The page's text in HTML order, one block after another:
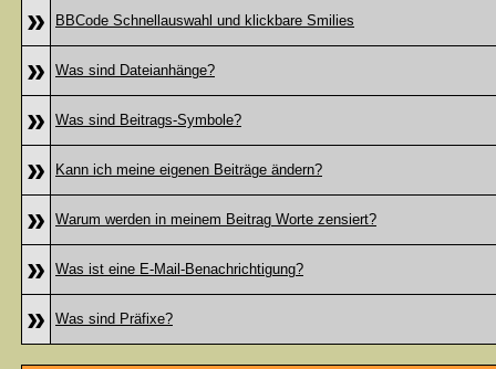
» BBCode Schnellauswahl und klickbare Smilies
» Was sind Dateianhänge?
» Was sind Beitrags-Symbole?
» Kann ich meine eigenen Beiträge ändern?
» Warum werden in meinem Beitrag Worte zensiert?
» Was ist eine E-Mail-Benachrichtigung?
» Was sind Präfixe?